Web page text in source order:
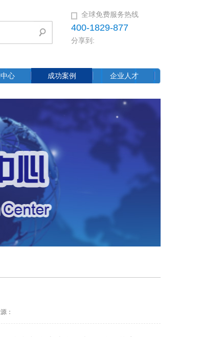
全球免费服务热线
400-1829-877
分享到:
心 成功案例
企业人才
：